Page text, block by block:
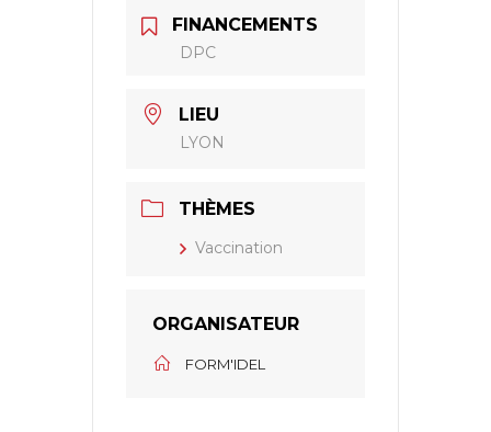
FINANCEMENTS
DPC
LIEU
LYON
THÈMES
Vaccination
ORGANISATEUR
FORM'IDEL